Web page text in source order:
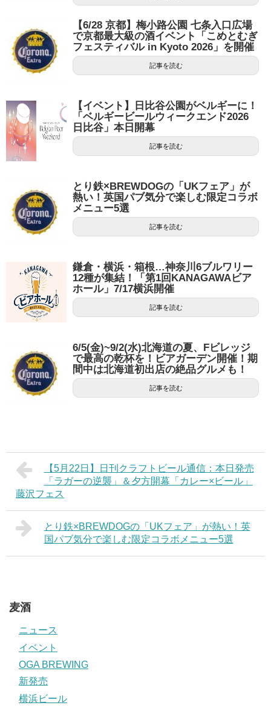
【6/28 京都】梅小路公園 七条入口広場
で京都最大級の酒イベント「こめとむぎ
フェスティバル in Kyoto 2026」を開催
記事を読む
【イベント】日比谷公園がベルギーに！
「ベルギービールウィークエンド2026
日比谷」本日開幕
記事を読む
とり鉄×BREWDOGの「UKフェア」が
熱い！英国パブ気分で楽しむ限定コラボ
メニュー5選
記事を読む
鎌倉・横浜・箱根…神奈川6ブルワリー
12種が集結！「第1回KANAGAWAビア
ホール」7/17横浜開催
記事を読む
6/5(金)~9/2(水)北海道の夏、Fビレッジ
で最高の乾杯を！ビアガーデン開催！期
間中は北海道初出店の絶品グルメも！
記事を読む
【5月22日】日刊クラフトビール通信：本日発売
「ラガーの逆襲」＆夕方開幕「カレー×ビール」
藤沢フェス
とり鉄×BREWDOGの「UKフェア」が熱い！英
国パブ気分で楽しむ限定コラボメニュー5選
麦酒
ニュース
イベント
OGA BREWING
新発売
横浜ビール